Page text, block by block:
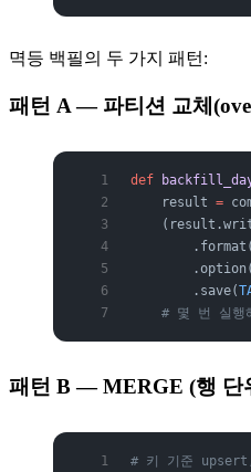
멱등 백필의 두 가지 패턴:
패턴 A — 파티션 교체
def
    result
=
        .format(
        .option(
        .save(
# 몇 번 실행
패턴 B — MERGE (행 단
# 키 기준